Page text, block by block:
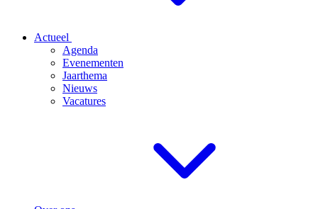
Actueel
Agenda
Evenementen
Jaarthema
Nieuws
Vacatures